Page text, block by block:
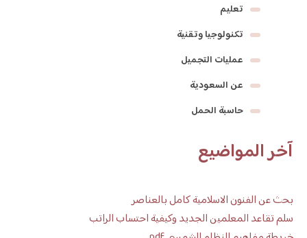
تعليم
تكنولوجيا وتقنية
عمليات التجميل
عن السعودية
حاسبة الحمل
آخر المواضيع
بحث عن الفنون الاسلامية كامل بالعناصر
سلم تقاعد المعلمين الجديد وكيفية احتساب الراتب